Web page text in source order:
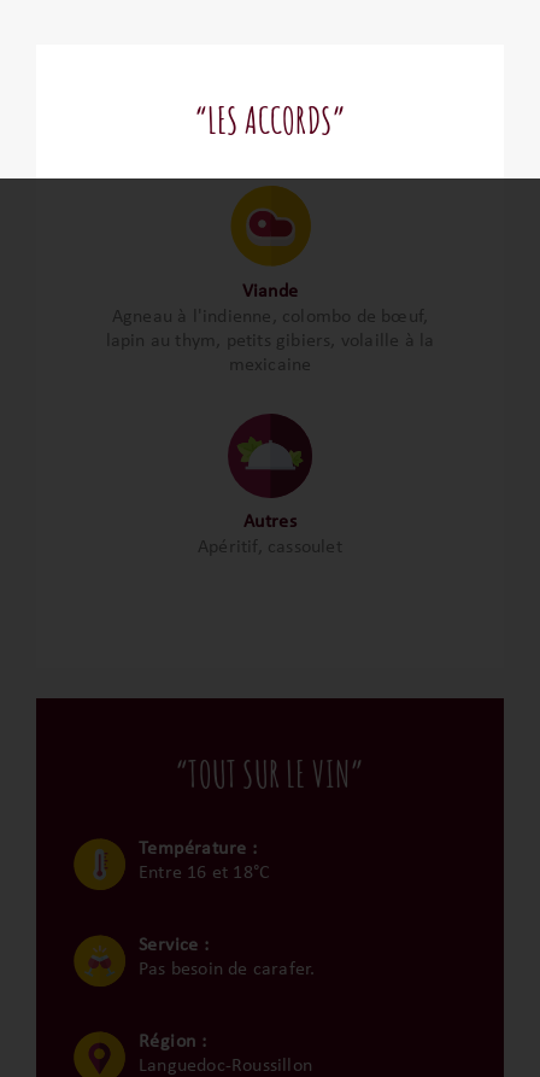
“LES ACCORDS”
Viande
Agneau à l'indienne, colombo de bœuf,
lapin au thym, petits gibiers, volaille à la
mexicaine
Autres
Apéritif, cassoulet
“TOUT SUR LE VIN”
Température :
Entre 16 et 18°C
Service :
Pas besoin de carafer.
Région :
Languedoc-Roussillon